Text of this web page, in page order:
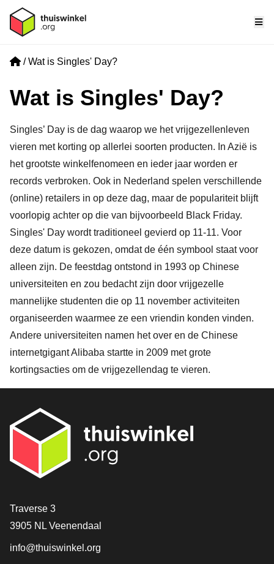
Home
Wat is Singles' Day?
Wat is Singles' Day?
Singles’ Day is de dag waarop we het vrijgezellenleven
vieren met korting op allerlei soorten producten. In Azië is
het grootste winkelfenomeen en ieder jaar worden er
records verbroken. Ook in Nederland spelen verschillende
(online) retailers in op deze dag, maar de populariteit blijft
voorlopig achter op die van bijvoorbeeld Black Friday.
Singles' Day wordt traditioneel gevierd op 11-11. Voor
deze datum is gekozen, omdat de één symbool staat voor
alleen zijn. De feestdag ontstond in 1993 op Chinese
universiteiten en zou bedacht zijn door vrijgezelle
mannelijke studenten die op 11 november activiteiten
organiseerden waarmee ze een vriendin konden vinden.
Andere universiteiten namen het over en de Chinese
internetgigant Alibaba startte in 2009 met grote
kortingsacties om de vrijgezellendag te vieren.
Contact
Traverse 3
3905 NL Veenendaal
info@thuiswinkel.org